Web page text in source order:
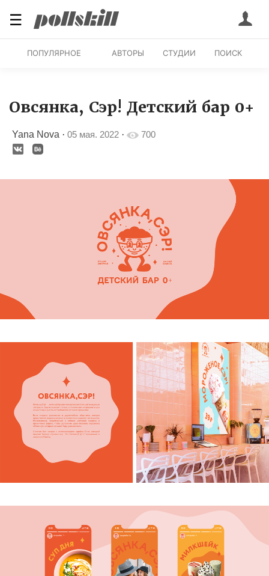
☰
ПОПУЛЯРНОЕ АВТОРЫ СТУДИИ ПОИСК
Овсянка, Сэр! Детский бар 0+
Yana Nova · 05 мая. 2022 · 700